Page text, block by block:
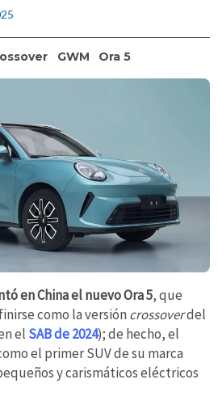
GWM Ora 5
en China el nuevo Ora 5, que
como la versión crossoverdel
el SAB de 2024); de hecho, el
el primer SUV de su marca
y carismáticos eléctricos